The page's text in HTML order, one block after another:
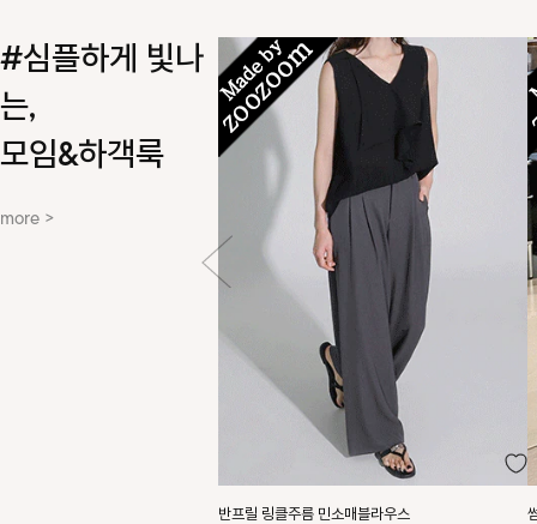
#심플하게 빛나
는,
모임&하객룩
more >
반프릴 링클주름 민소매블라우스